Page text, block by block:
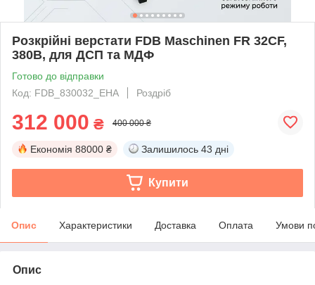
Розкрійні верстати FDB Maschinen FR 32CF,
380В, для ДСП та МДФ
Готово до відправки
Код: FDB_830032_EHA
Роздріб
312 000 ₴ 400 000 ₴
Економія 88000 ₴ Залишилось 43 дні
Купити
Опис Характеристики Доставка Оплата Умови
Опис